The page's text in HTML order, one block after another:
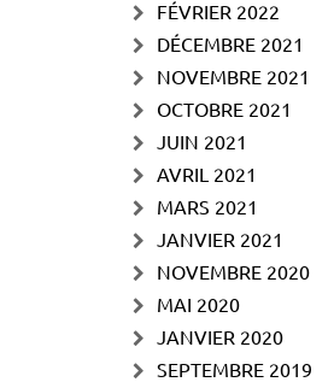
FÉVRIER 2022
DÉCEMBRE 2021
NOVEMBRE 2021
OCTOBRE 2021
JUIN 2021
AVRIL 2021
MARS 2021
JANVIER 2021
NOVEMBRE 2020
MAI 2020
JANVIER 2020
SEPTEMBRE 2019